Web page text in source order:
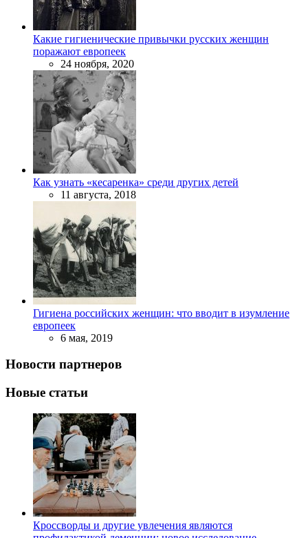
Какие гигиенические привычки русских женщин
поражают европеек
24 ноября, 2020
Как узнать «кесаренка» среди других детей
11 августа, 2018
Гигиена российских женщин: что вводит в изумление
европеек
6 мая, 2019
Новости партнеров
Новые статьи
Кроссворды и другие увлечения являются